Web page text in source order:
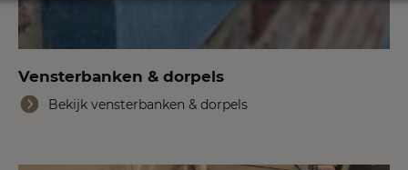
Vensterbanken & dorpels
Bekijk vensterbanken & dorpels